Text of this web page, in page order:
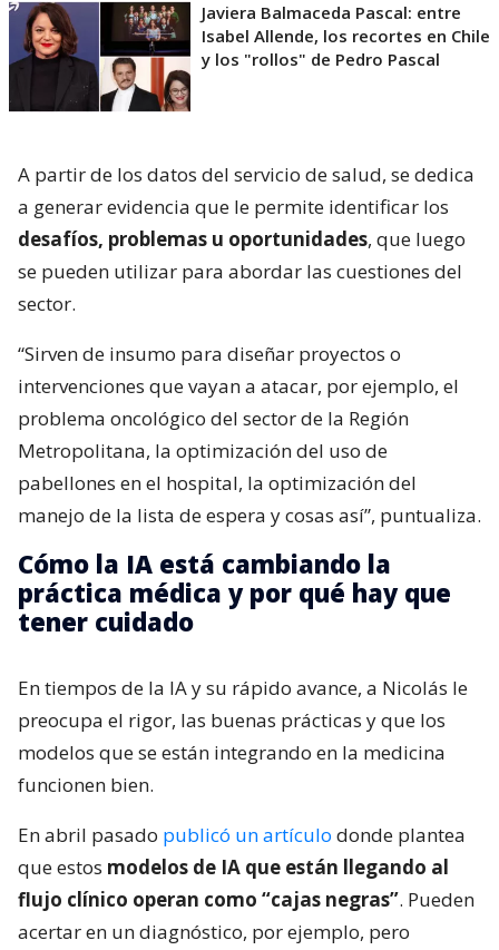
Javiera Balmaceda Pascal: entre
Isabel Allende, los recortes en Chile
y los "rollos" de Pedro Pascal
A partir de los datos del servicio de salud, se dedica
a generar evidencia que le permite identificar los
desafíos, problemas u oportunidades, que luego
se pueden utilizar para abordar las cuestiones del
sector.
“Sirven de insumo para diseñar proyectos o
intervenciones que vayan a atacar, por ejemplo, el
problema oncológico del sector de la Región
Metropolitana, la optimización del uso de
pabellones en el hospital, la optimización del
manejo de la lista de espera y cosas así”, puntualiza.
Cómo la IA está cambiando la
práctica médica y por qué hay que
tener cuidado
En tiempos de la IA y su rápido avance, a Nicolás le
preocupa el rigor, las buenas prácticas y que los
modelos que se están integrando en la medicina
funcionen bien.
En abril pasado publicó un artículo donde plantea
que estos modelos de IA que están llegando al
flujo clínico operan como “cajas negras”. Pueden
acertar en un diagnóstico, por ejemplo, pero